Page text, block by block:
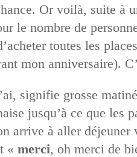
Or voilà, suite à
le nombre de
toutes les
mon anniversaire).
signifie grosse
jusqu’à ce que les
arrive à aller déjeuner
« merci, oh merci de